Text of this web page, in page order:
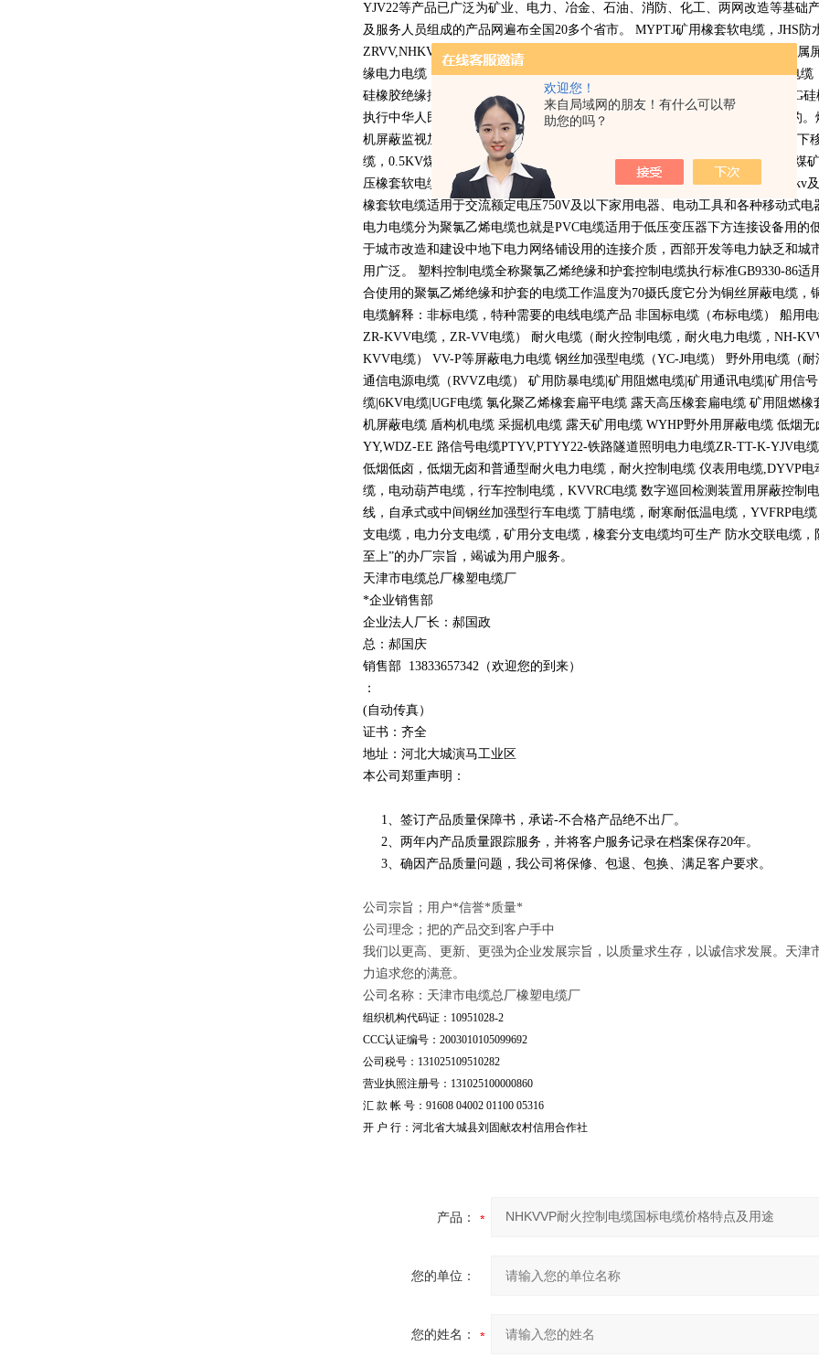
欢迎您！
来自局域网的朋友！有什么可以帮
助您的吗？
YJV22等产品已广泛为矿业、电力、冶金、石油、消防、化工、两网改造等基础
及服务人员组成的产品网遍布全国 20多个省市。 MYPTJ矿用橡套软电缆， JHS 防
ZRVV,NHKVV
阻燃耐火电力电缆，
采煤机金属
缘电力电缆，VV22低压交联聚乙烯绝缘电力电缆，YJV交联聚乙烯绝缘电力电缆
硅橡胶绝缘控制电缆，VV 聚氯乙烯、YJV 交联聚乙烯、 CVV乙丙胶绝缘、 KGG硅
执行中华人民共和国煤炭行业标准MT818-1999
本标准是国家煤炭工业局发布的
机屏蔽监视加强型软电缆，3.3KV
及以下
缆， 0.5KV煤矿用电钻电缆，煤矿用移动轻型软电缆等多种型号规格的适用于煤
压橡套软电缆和750V 通用橡套软电缆。高压橡套软电缆用途：交流额定电压 6kv
橡套软电缆适用于交流额定电压750V及以下家用电器、电动工具和各种移动式
电力电缆分为聚氯乙烯电缆也就是PVC电缆适用于低压变压器下方连接设备用的
于城市改造和建设中地下电力网络铺设用的连接介质，西部开发等电力缺乏和城
用广泛。 塑料控制电缆全称聚氯乙烯绝缘和护套控制电缆执行标准GB9330-86适
合使用的聚氯乙烯绝缘和护套的电缆工作温度为70摄氏度它分为铜丝屏蔽电缆，
电缆解释：非标电缆，特种需要的电线电缆产品 非国标电缆（布标电缆） 船用
ZR-KVV电缆， ZR-VV电缆） 耐火电缆（耐火控制电缆，耐火电力电缆， NH-
KVV电缆） VV-P等屏蔽电力电缆 钢丝加强型电缆（YC-J电缆） 野外用电缆（
通信电源电缆（RVVZ电缆） 矿用防暴电缆 矿用阻燃电缆 矿用通讯电缆 矿用信
缆 |6KV电缆 |UGF电缆 氯化聚乙烯橡套扁平电缆 露天高压橡套扁电缆 矿用阻燃橡
机屏蔽电缆 盾构机电缆 采掘机电缆 露天矿用电缆 WYHP野外用屏蔽电缆 低烟
YY,WDZ-EE 路信号电缆PTYV,PTYY22-铁路隧道照明电力电缆ZR-TT-K-YJV电
低烟低卤，低烟无卤和普通型耐火电力电缆，耐火控制电缆 仪表用电缆,DYVP电
缆，电动葫芦电缆，行车控制电缆， KVVRC电缆 数字巡回检测装置用屏蔽控制
线，自承式或中间钢丝加强型行车电缆 丁腈电缆，耐寒耐低温电缆， YVFRP电
支电缆，电力分支电缆，矿用分支电缆，橡套分支电缆均可生产 防水交联电缆，
至上”的办厂宗旨，竭诚为用户服务。
天津市电缆总厂橡塑电缆厂
*企业销售部
企业法人厂长：郝国政
总：郝国庆
销售部 13833657342 （欢迎您的到来）
：
(自动传真）
证书：齐全
地址：河北大城演马工业区
本公司郑重声明：
1、签订产品质量保障书，承诺-不合格产品绝不出厂。
2、两年内产品质量跟踪服务，并将客户服务记录在档案保存20年。
3、确因产品质量问题，我公司将保修、包退、包换、满足客户要求。
公司宗旨；用户*信誉*质量*
公司理念；把的产品交到客户手中
我们以更高、更新、更强为企业发展宗旨，以质量求生存，以诚信求发展。天
力追求您的满意。
公司名称：天津市电缆总厂橡塑电缆厂
组织机构代码证：10951028-2
CCC认证编号：2003010105099692
公司税号：131025109510282
营业执照注册号：131025100000860
汇 款 帐 号：91608 04002 01100 05316
开 户 行：河北省大城县刘固献农村信用合作社
产品：
您的单位：
您的姓名：